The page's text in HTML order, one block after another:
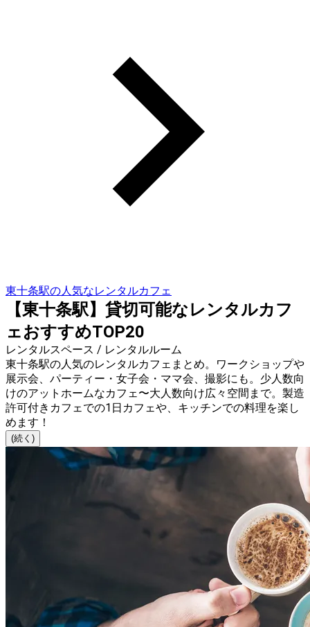
東十条駅の人気なレンタルカフェ
【東十条駅】貸切可能なレンタルカフ
ェおすすめTOP20
レンタルスペース / レンタルルーム
東十条駅の人気のレンタルカフェまとめ。ワークショップや
展示会、パーティー・女子会・ママ会、撮影にも。少人数向
けのアットホームなカフェ〜大人数向け広々空間まで。製造
許可付きカフェでの1日カフェや、キッチンでの料理を楽し
めます！
(続く)